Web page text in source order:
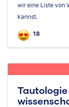
wir eine Liste von
kannst.
18